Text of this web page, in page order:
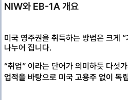
NIW와 EB-1A 개요
미국 영주권을 취득하는 방법은 크게
나누어 집니다.
“취업” 이라는 단어가 의미하듯 다섯
업적을 바탕으로 미국 고용주 없이 독